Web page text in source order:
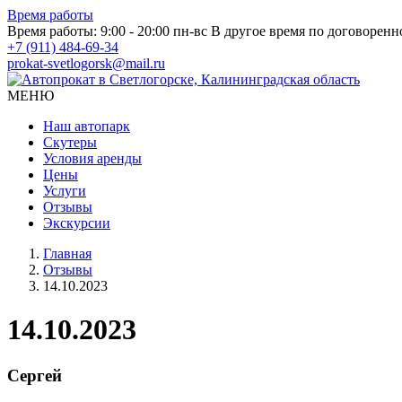
Время работы
Время работы: 9:00 - 20:00 пн-вс В другое время по
+7 (911) 484-69-34
prokat-svetlogorsk@mail.ru
МЕНЮ
Наш автопарк
Скутеры
Условия аренды
Цены
Услуги
Отзывы
Экскурсии
Главная
Отзывы
14.10.2023
14.10.2023
Сергей